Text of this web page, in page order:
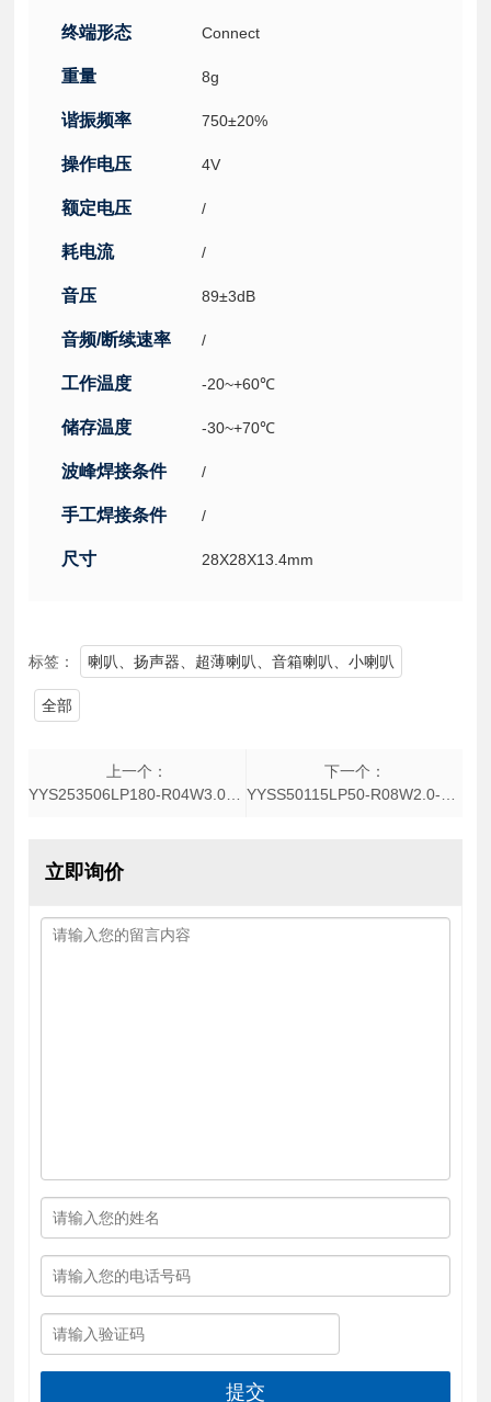
终端形态 Connect
重量 8g
谐振频率 750±20%
操作电压 4V
额定电压 /
耗电流 /
音压 89±3dB
音频/断续速率 /
工作温度 -20~+60℃
储存温度 -30~+70℃
波峰焊接条件 /
手工焊接条件 /
尺寸 28X28X13.4mm
标签： 喇叭、扬声器、超薄喇叭、音箱喇叭、小喇叭
全部
上一个：
下一个：
立即询价
提交